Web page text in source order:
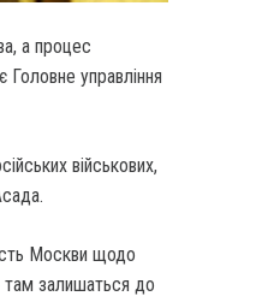
а процес
Головне управління
військових,
Москви щодо
там залишаться до